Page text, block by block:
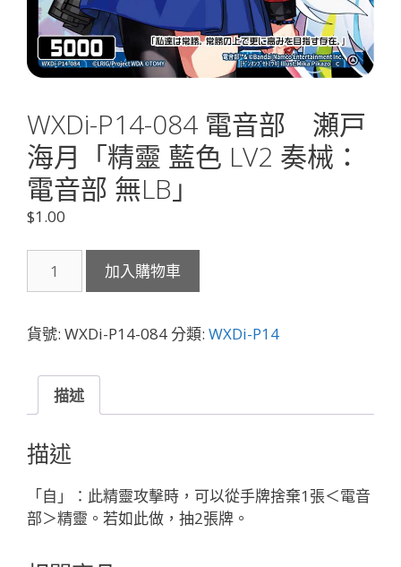
WXDi-P14-084 電音部 瀬戸
海月「精靈 藍色 LV2 奏械：
電音部 無LB」
$1.00
P14-
電
部
戸
海
月
「精
靈
藍
加入購物車
貨號: WXDi-P14-084分類: WXDi-P14
描述
描述
「自」：此精靈攻擊時，可以從手牌捨棄1張＜電音
部＞精靈。若如此做，抽2張牌。